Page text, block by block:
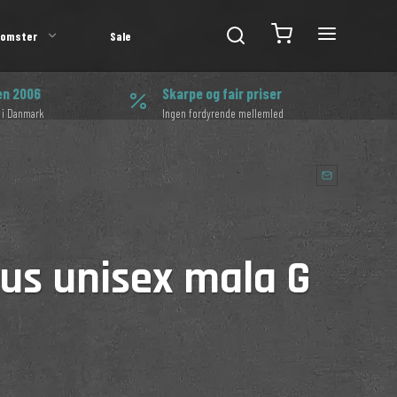
Sale
2006
Danmark
Skarpe og fair priser
Ingen fordyrende mellemled
unisex mala G